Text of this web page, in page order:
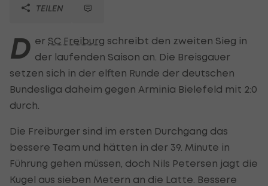
TEILEN
D er SC Freiburg schreibt den zweiten Sieg in
der laufenden Saison an. Die Breisgauer
setzen sich in der elften Runde der deutschen
Bundesliga daheim gegen Arminia Bielefeld mit 2:0
durch.
Die Freiburger sind im ersten Durchgang das
bessere Team und hätten in der 39. Minute in
Führung gehen müssen, doch Nils Petersen jagt die
Kugel aus sieben Metern an die Latte. Bessere